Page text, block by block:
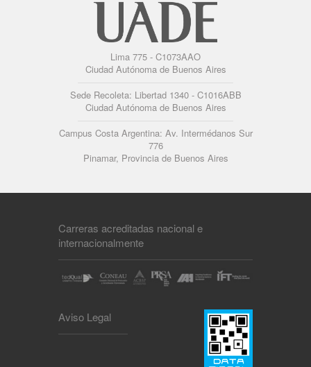
Lima 775 - C1073AAO
Ciudad Autónoma de Buenos Aires
Sede Recoleta: Libertad 1340 - C1016ABB
Ciudad Autónoma de Buenos Aires
Campus Costa Argentina: Av. Intermédanos Sur
776
Pinamar, Provincia de Buenos Aires
Carreras acreditadas nacional e
internacionalmente
Aviso Legal